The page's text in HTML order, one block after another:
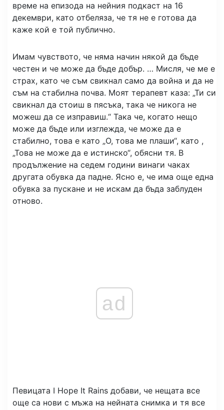
време на епизода на нейния подкаст на 16
декември, като отбеляза, че тя не е готова да
каже кой е той публично.
Имам чувството, че няма начин някой да бъде
честен и че може да бъде добър. … Мисля, че ме е
страх, като че съм свикнал само да война и да не
съм на стабилна почва. Моят терапевт каза: „Ти си
свикнал да стоиш в пясъка, така че никога не
можеш да се изправиш.“ Така че, когато нещо
може да бъде или изглежда, че може да е
стабилно, това е като „О, това ме плаши“, като ,
„Това не може да е истинско“, обясни тя. В
продължение на седем години винаги чаках
другата обувка да падне. Ясно е, че има още една
обувка за пускане и не искам да бъда заблуден
отново.
ad
Певицата I Hope It Rains добави, че нещата все
още са нови с мъжа на нейната снимка и тя все